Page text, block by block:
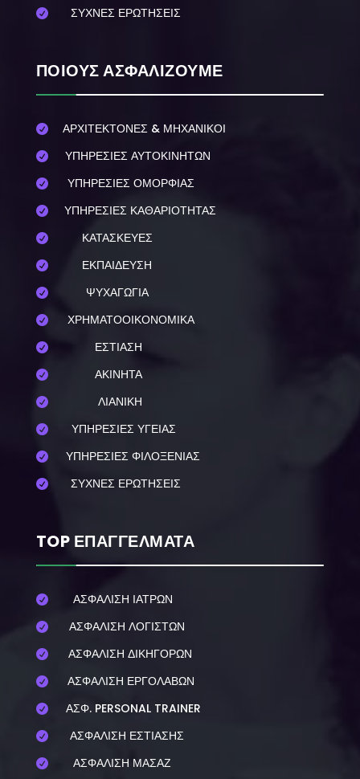
 ΣΥΧΝΕΣ ΕΡΩΤΗΣΕΙΣ
ΠΟΙΟΥΣ ΑΣΦΑΛΙΖΟΥΜΕ
 ΑΡΧΙΤΕΚΤΟΝΕΣ & ΜΗΧΑΝΙΚΟΙ
 ΥΠΗΡΕΣΙΕΣ ΑΥΤΟΚΙΝΗΤΩΝ
 ΥΠΗΡΕΣΙΕΣ ΟΜΟΡΦΙΑΣ
 ΥΠΗΡΕΣΙΕΣ ΚΑΘΑΡΙΟΤΗΤΑΣ
 ΚΑΤΑΣΚΕΥΕΣ
 ΕΚΠΑΙΔΕΥΣΗ
 ΨΥΧΑΓΩΓΙΑ
 ΧΡΗΜΑΤΟΟΙΚΟΝΟΜΙΚΑ
 ΕΣΤΙΑΣΗ
 ΑΚΙΝΗΤΑ
 ΛΙΑΝΙΚΗ
 ΥΠΗΡΕΣΙΕΣ ΥΓΕΙΑΣ
 ΥΠΗΡΕΣΙΕΣ ΦΙΛΟΞΕΝΙΑΣ
 ΣΥΧΝΕΣ ΕΡΩΤΗΣΕΙΣ
TOP ΕΠΑΓΓΕΛΜΑΤΑ
 ΑΣΦΑΛΙΣΗ ΙΑΤΡΩΝ
 ΑΣΦΑΛΙΣΗ ΛΟΓΙΣΤΩΝ
 ΑΣΦΑΛΙΣΗ ΔΙΚΗΓΟΡΩΝ
 ΑΣΦΑΛΙΣΗ ΕΡΓΟΛΑΒΩΝ
 ΑΣΦ. PERSONAL TRAINER
 ΑΣΦΑΛΙΣΗ ΕΣΤΙΑΣΗΣ
 ΑΣΦΑΛΙΣΗ ΜΑΣΑΖ